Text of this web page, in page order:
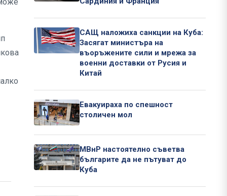
САЩ наложиха санкции на Куба:
Засягат министъра на
въоръжените сили и мрежа за
военни доставки от Русия и
Китай
Евакуираха по спешност
столичен мол
МВнР настоятелно съветва
българите да не пътуват до
Куба